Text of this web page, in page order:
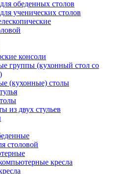
обеденных столов
ученических столов
консоли
группы (кухонный стол со
(кухонные) столы
из двух стульев
столовой
кресла